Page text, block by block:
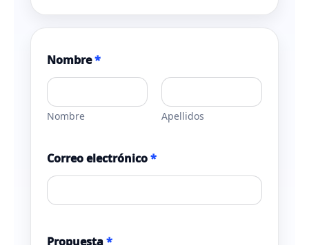
Nombre*
Nombre Apellidos
Correo electrónico*
Propuesta*